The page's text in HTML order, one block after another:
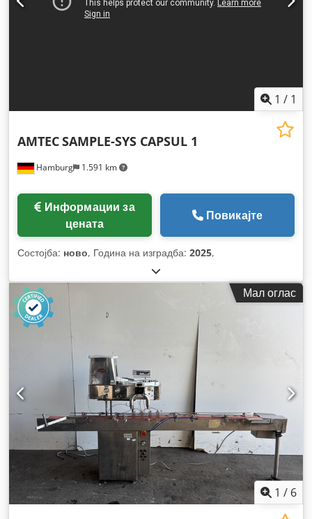
1 / 1
Hamburg 1.591 km
AMTECSAMPLE-SYS CAPSUL 1
цената
Повикајте
Состојба: ново, Година на изградба: 2025,
Мал оглас
1 / 6